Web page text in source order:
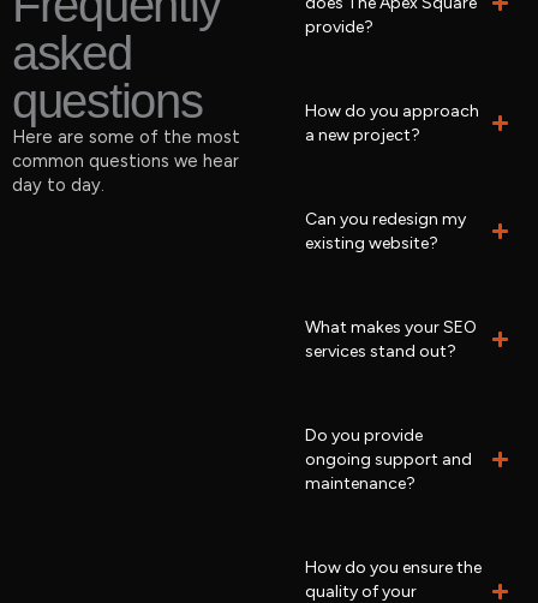
asked
questions
Here are some of the most
common questions we hear
day to day.
provide?
How do you approach
a new project?
Can you redesign my
existing website?
What makes your SEO
services stand out?
Do you provide
ongoing support and
maintenance?
How do you ensure the
quality of your